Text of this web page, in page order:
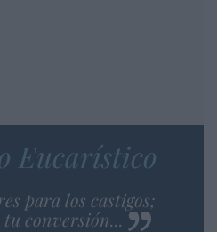
Eucarístico
para los castigos;
conversión...